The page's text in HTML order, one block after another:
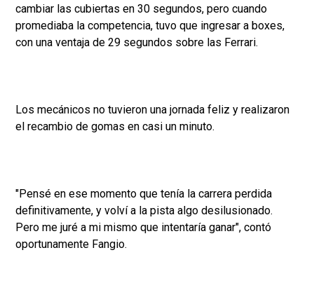
cambiar las cubiertas en 30 segundos, pero cuando
promediaba la competencia, tuvo que ingresar a boxes,
con una ventaja de 29 segundos sobre las Ferrari.
Los mecánicos no tuvieron una jornada feliz y realizaron
el recambio de gomas en casi un minuto.
"Pensé en ese momento que tenía la carrera perdida
definitivamente, y volví a la pista algo desilusionado.
Pero me juré a mi mismo que intentaría ganar", contó
oportunamente Fangio.